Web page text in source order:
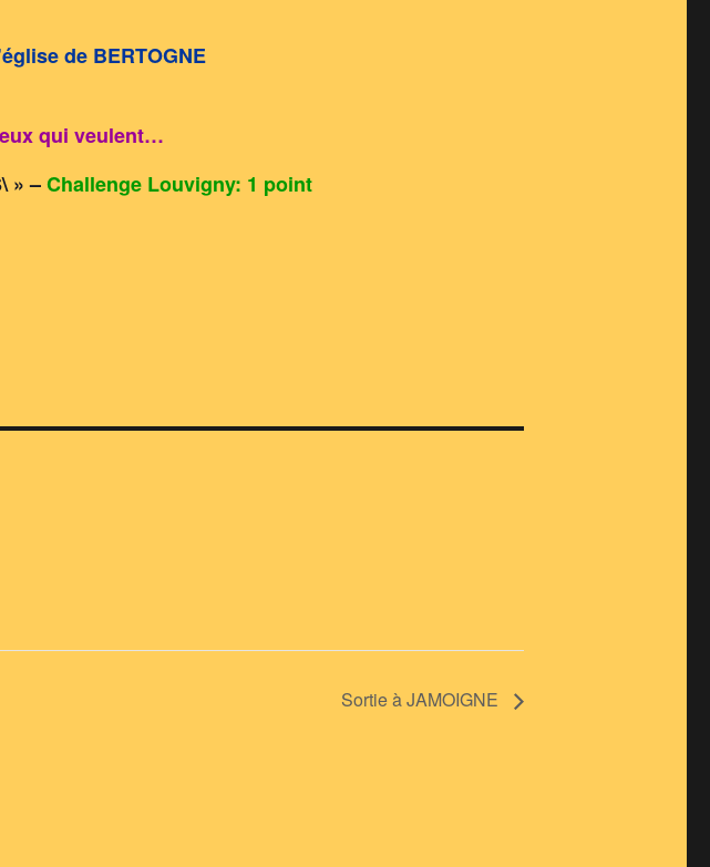
de BERTOGNE
qui veulent…
» –Challenge Louvigny: 1 point
Sortie à JAMOIGNE